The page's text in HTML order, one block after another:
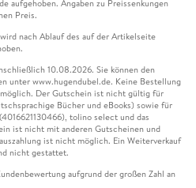
aufgehoben. Angaben zu Preissenkungen
Preis.
nach Ablauf des auf der Artikelseite
10.08.2026. Sie können den
unter www.hugendubel.de. Keine Bestellung
Der Gutschein ist nicht gültig für
Bücher und eBooks) sowie für
tolino select und das
ist nicht mit anderen Gutscheinen und
ist nicht möglich. Ein Weiterverkauf
nicht gestattet.
aufgrund der großen Zahl an